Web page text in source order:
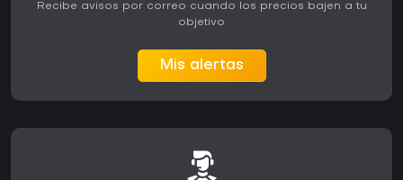
Recibe avisos por correo cuando los precios bajen a tu
objetivo
Mis alertas